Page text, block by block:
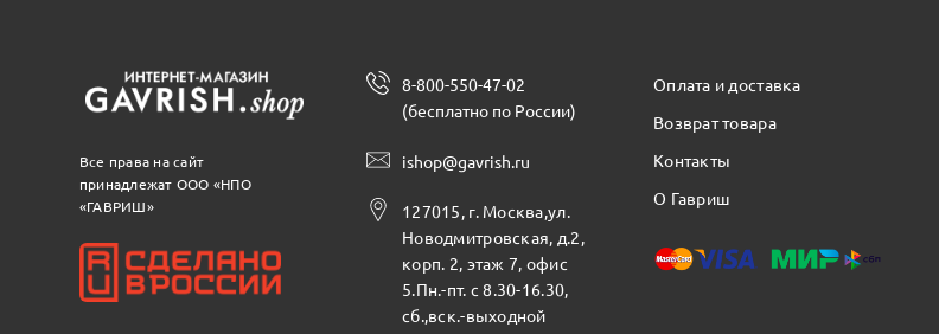
Все права на сайт
принадлежат ООО «НПО
«ГАВРИШ»
8-800-550-47-02
(бесплатно по России)
ishop@gavrish.ru
127015, г. Москва,ул.
Новодмитровская, д.2,
корп. 2, этаж 7, офис
5.Пн.-пт. с 8.30-16.30,
сб.,вск.-выходной
Оплата и доставка
Возврат товара
Контакты
О Гавриш